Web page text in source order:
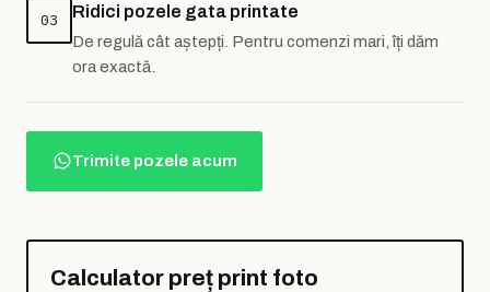
03 Ridici pozele gata printate
De regulă cât aștepți. Pentru comenzi mari, îți dăm
ora exactă.
Trimite pozele acum
Calculator preț print foto